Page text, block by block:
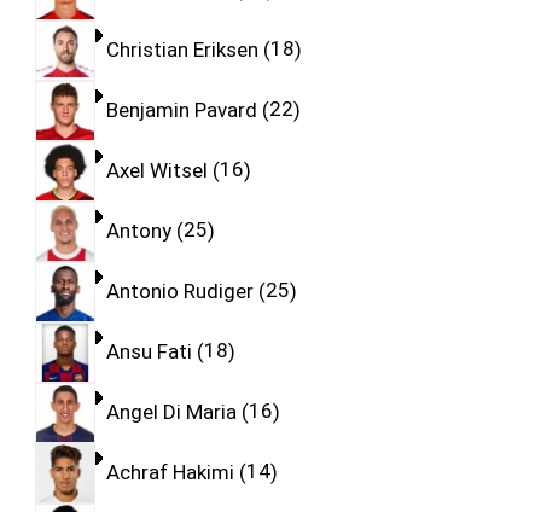
Christian Eriksen 18
Benjamin Pavard 22
Axel Witsel 16
Antony 25
Antonio Rudiger 25
Ansu Fati 18
Angel Di Maria 16
Achraf Hakimi 14